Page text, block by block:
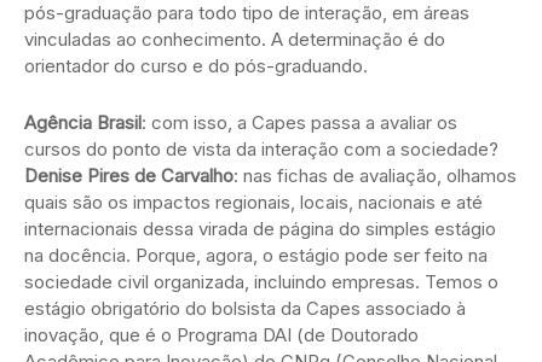
pós-graduação para todo tipo de interação, em áreas
vinculadas ao conhecimento. A determinação é do
orientador do curso e do pós-graduando.
Agência Brasil: com isso, a Capes passa a avaliar os
cursos do ponto de vista da interação com a sociedade?
Denise Pires de Carvalho: nas fichas de avaliação, olhamos
quais são os impactos regionais, locais, nacionais e até
internacionais dessa virada de página do simples estágio
na docência. Porque, agora, o estágio pode ser feito na
sociedade civil organizada, incluindo empresas. Temos o
estágio obrigatório do bolsista da Capes associado à
inovação, que é o Programa DAI (de Doutorado